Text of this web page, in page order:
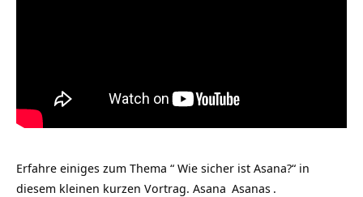
Erfahre einiges zum Thema “ Wie sicher ist Asana?“ in
diesem kleinen kurzen Vortrag. Asana Asanas .